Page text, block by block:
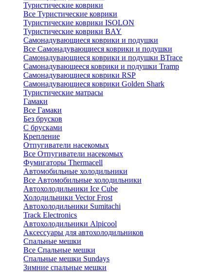
Туристические коврики
Все Туристические коврики
Туристические коврики ISOLON
Туристические коврики BAY
Самонадувающиеся коврики и подушки
Все Самонадувающиеся коврики и подушки
Самонадувающиеся коврики и подушки BTrace
Самонадувающееся коврики и подушки Tramp
Самонадувающиеся коврики RSP
Самонадувающиеся коврики Golden Shark
Туристические матрасы
Гамаки
Все Гамаки
Без брусков
С брусками
Крепление
Отпугиватели насекомых
Все Отпугиватели насекомых
Фумигаторы Thermacell
Автомобильные холодильники
Все Автомобильные холодильники
Автохолодильники Ice Cube
Холодильники Vector Frost
Автохолодильники Sumitachi
Track Electronics
Автохолодильники Alpicool
Аксессуары для автохолодильников
Спальные мешки
Все Спальные мешки
Спальные мешки Sundays
Зимние спальные мешки